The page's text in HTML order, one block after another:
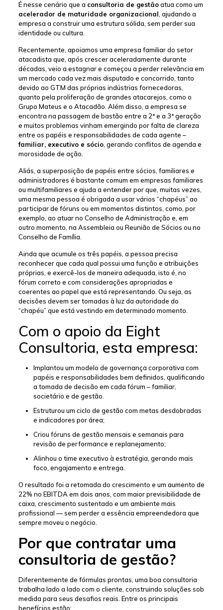
É nesse cenário que a consultoria de gestãoatua como um
acelerador de maturidade organizacional , ajudando a
empresa a construir uma estrutura sólida, sem perder sua
identidade ou cultura.
Recentemente, apoiamos uma empresa familiar do setor
atacadista que, após crescer aceleradamente durante
décadas, veio a estagnar e começou a perder relevância em
um mercado cada vez mais disputado e concorrido, tanto
devido ao GTM das próprias indústrias fornecedoras,
quanto pela proliferação de grandes atacarejos, como o
Grupo Mateus e o Atacadão. Além disso, a empresa se
encontra na passagem de bastão entre a 2ª e a 3ª geração
e muitos problemas vinham emergindo por falta de clareza
entre os papéis e responsabilidades de cada agente –
familiar, executivo e sócio, gerando conflitos de agenda e
morosidade de ação.
Aliás, a superposição de papéis entre sócios, familiares e
administradores é bastante comum em empresas familiares
ou multifamiliares e ajuda a entender por que, muitas vezes,
uma mesma pessoa é obrigada a usar vários “chapéus” ao
participar de fóruns ou em momentos distintos, como, por
exemplo, ao atuar no Conselho de Administração e, em
outro momento, na Assembleia ou Reunião de Sócios ou no
Conselho de Família.
Ainda que acumule os três papéis, a pessoa precisa
reconhecer que cada qual possui uma função e atribuições
próprias, e exercê-los de maneira adequada, isto é, no
fórum correto e com considerações apropriadas e
coerentes ao papel que está representando. Ou seja, as
decisões devem ser tomadas à luz da autoridade do
“chapéu” que está vestindo em determinado momento.
Com o apoio da Eight
Consultoria, esta empresa:
Implantou um modelo de governança corporativa com
papéis e responsabilidades bem definidos, qualificando
a tomada de decisão em cada fórum – familiar,
societário e de gestão.
Estruturou um ciclo de gestão com metas desdobradas
e indicadores por área;
Criou fóruns de gestão mensais e semanais para
revisão de performance e replanejamento;
Alinhou o time executivo à estratégia, gerando mais
foco, engajamento e entrega.
O resultado foi a retomada do crescimento e um aumento de
22% no EBITDA em dois anos, com maior previsibilidade de
caixa, crescimento sustentado e um ambiente mais
profissional — sem perder a essência empreendedora que
sempre moveu o negócio.
Por que contratar uma
consultoria de gestão?
Diferentemente de fórmulas prontas, uma boa consultoria
trabalha lado a lado com o cliente, construindo soluções sob
medida para seus desafios reais. Entre os principais
benefícios estão: